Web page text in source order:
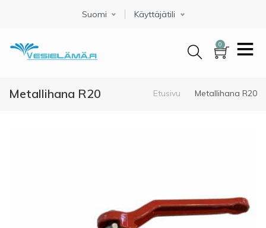
Select your language
Suomi Käyttäjätili
0
Metallihana R20 Murupolku
Etusivu Metallihana R20